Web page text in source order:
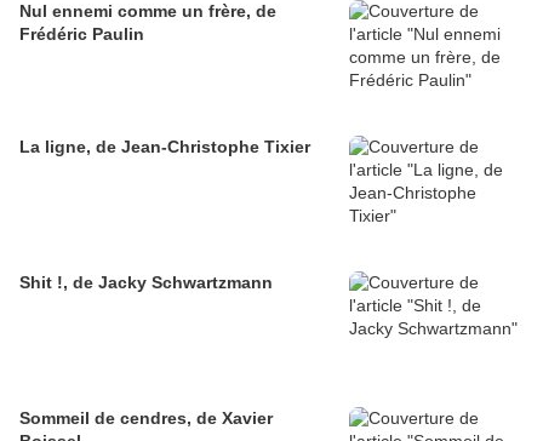
Nul ennemi comme un frère, de
Frédéric Paulin
La ligne, de Jean-Christophe Tixier
Shit !, de Jacky Schwartzmann
Sommeil de cendres, de Xavier